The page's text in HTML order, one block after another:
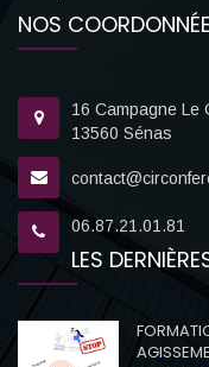
NOS
16 Campagne Le
13560 Sénas
06.87.21.01.81
LES